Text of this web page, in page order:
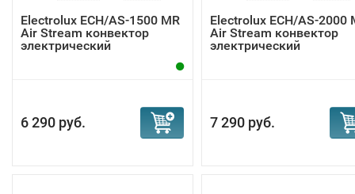
Electrolux ECH/AS-1500 MR
Air Stream конвектор
электрический
6 290 руб.
Electrolux ECH/AS-2000
Air Stream конвектор
электрический
7 290 руб.